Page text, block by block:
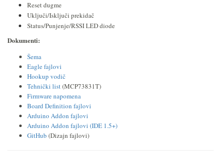
Reset dugme
Uključi/Isključi prekidač
Status/Punjenje/RSSI LED diode
Dokumenti:
Šema
Eagle fajlovi
Hookup vodič
Tehnički list(MCP73831T)
Firmware napomena
Board Definition fajlovi
Arduino Addon fajlovi
Arduino Addon fajlovi (IDE 1.5+)
GitHub (Dizajn fajlovi)